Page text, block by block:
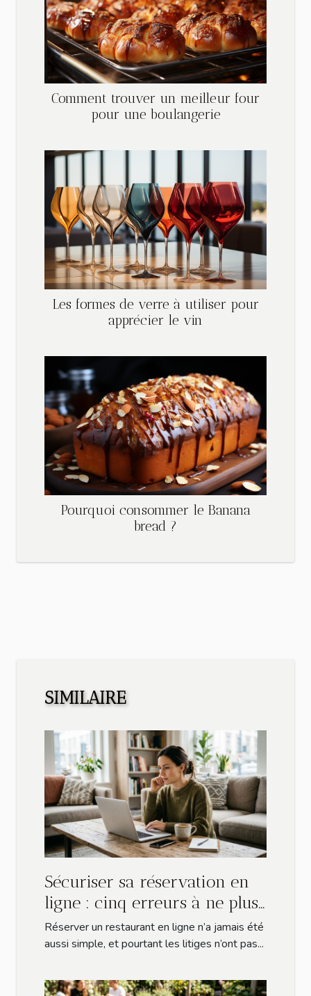
Comment trouver un meilleur four
pour une boulangerie
Les formes de verre à utiliser pour
apprécier le vin
Pourquoi consommer le Banana
bread ?
SIMILAIRE
Sécuriser sa réservation en
ligne : cinq erreurs à ne plus
commettre
Réserver un restaurant en ligne n’a jamais été
aussi simple, et pourtant les litiges n’ont pas...